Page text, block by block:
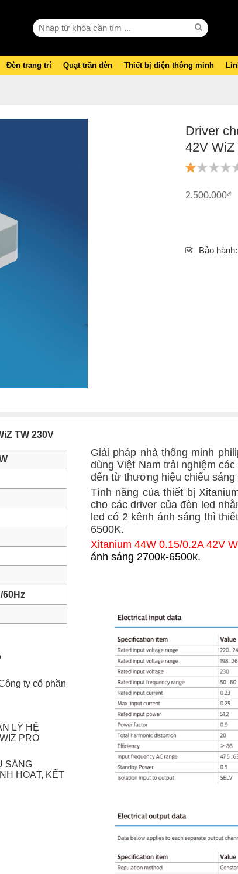
Đèn trang trí Quạt trần đèn Thiết bị điện thông minh
Driver
42V WiZ
2.500.000₫
Bảo
TW 230V
60Hz
ty cổ phần
LÝ HỆ
PRO
SÁNG
HOẠT, KẾT
Giải pháp nhà thông minh
dùng Việt Nam trải nghiệm
đến từ thương hiệu chiếu
Tính năng của thiết bị
cho các driver của đèn led
led có 2 kênh ánh sáng thì
6500K.
Xitanium 44W 0.15/0.2A 42V
ánh sáng 2700k-6500k.